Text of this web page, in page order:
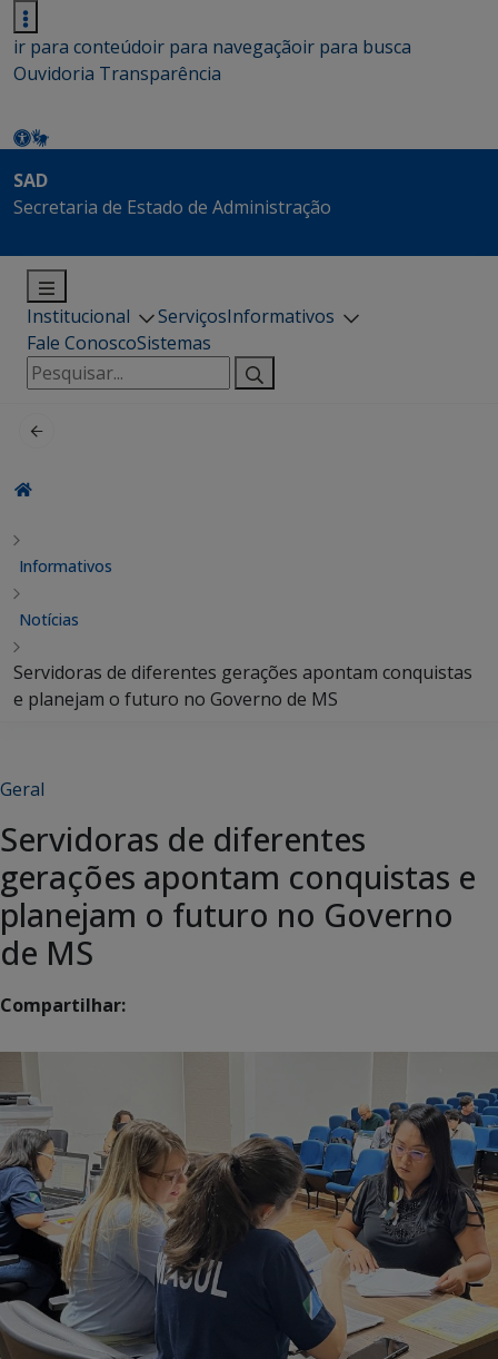
ir para conteúdoir para navegaçãoir para busca
Ouvidoria Transparência
SAD
Secretaria de Estado de Administração
Institucional ServiçosInformativos
Fale ConoscoSistemas
Pesquisar
por:
Informativos
Notícias
Servidoras de diferentes gerações apontam conquistas
e planejam o futuro no Governo de MS
Geral
Servidoras de diferentes
gerações apontam conquistas e
planejam o futuro no Governo
de MS
Compartilhar: